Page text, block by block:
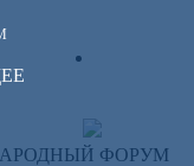
ФОРУМ